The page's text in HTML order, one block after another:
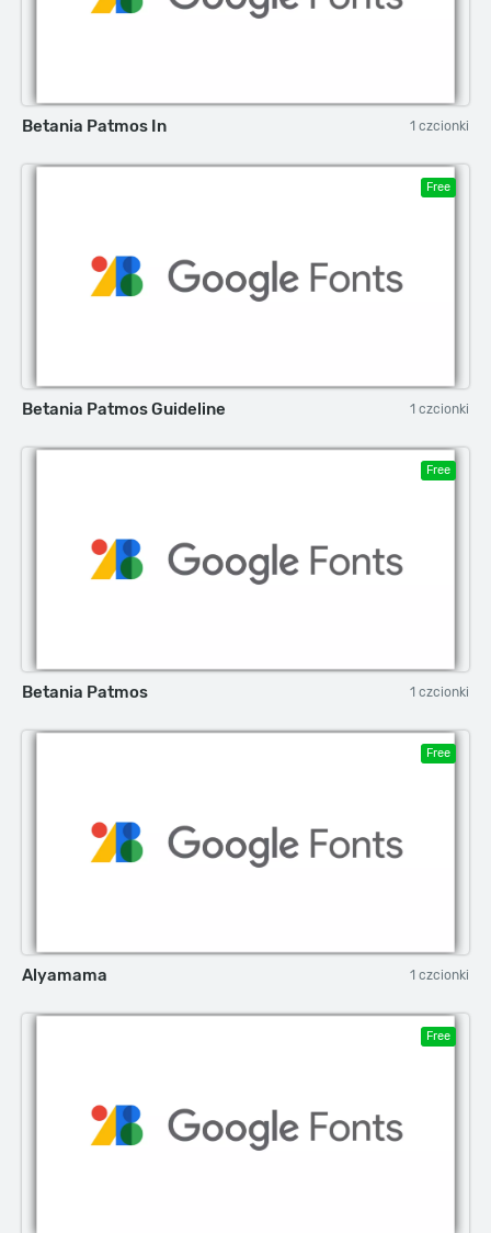
Betania Patmos In 1 czcionki
Free
Betania Patmos Guideline 1 czcionki
Free
Betania Patmos 1 czcionki
Free
Alyamama 1 czcionki
Free